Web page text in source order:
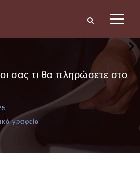
σας τι θα πληρώσετε στο
γραφεία